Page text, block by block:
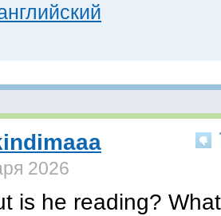
2026
is he reading? What